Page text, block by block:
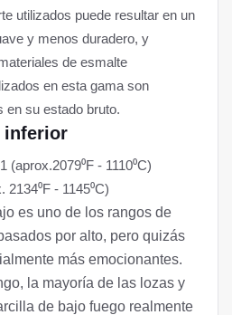
utilizados puede resultar en un
y menos duradero, y
de esmalte
en esta gama son
en su estado bruto.
inferior
(aprox.2079⁰F - 1110⁰C)
2134⁰F - 1145⁰C)
es uno de los rangos de
​​por alto, pero quizás
más emocionantes.
la mayoría de las lozas y
de bajo fuego realmente